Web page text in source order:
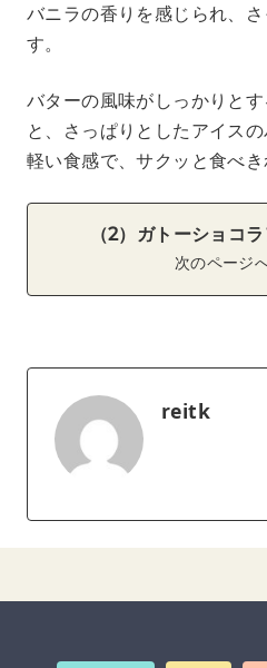
バニラの香りを感じられ、
す。
バターの風味がしっかりと
と、さっぱりとしたアイス
軽い食感で、サクッと食べき
（2）ガトーショコ
次のページ
reitk